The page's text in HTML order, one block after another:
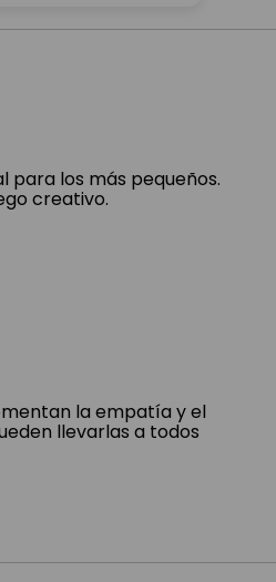
para los más pequeños.
creativo.
la empatía y el
llevarlas a todos